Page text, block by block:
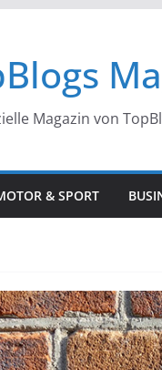
Magazin von
& SPORT